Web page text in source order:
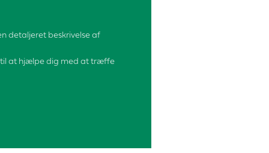
detaljeret beskrivelse af
til at hjælpe dig med at træffe